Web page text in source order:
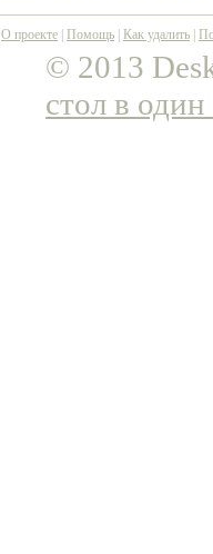
О проекте Помощь Как удалить
© 2013
стол в